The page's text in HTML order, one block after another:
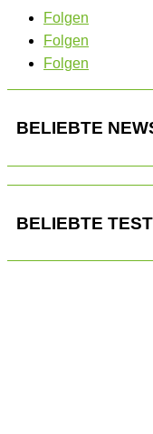
Folgen
Folgen
Folgen
BELIEBTE
BELIEBTE